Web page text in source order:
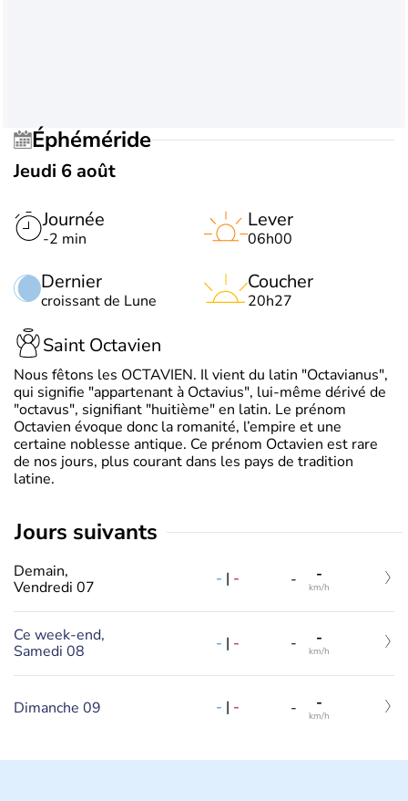
Éphéméride
Jeudi 6 août
Journée
-2 min
Dernier
croissant de Lune
Lever
06h00
Coucher
20h27
Saint Octavien
Nous fêtons les OCTAVIEN. Il vient du latin "Octavianus",
qui signifie "appartenant à Octavius", lui-même dérivé de
"octavus", signifiant "huitième" en latin. Le prénom
Octavien évoque donc la romanité, l’empire et une
certaine noblesse antique. Ce prénom Octavien est rare
de nos jours, plus courant dans les pays de tradition
latine.
jours suivants
Demain,
Vendredi 07
- | - - -
km/h
Ce week-end,
Samedi 08
- | - - -
km/h
Dimanche 09 - | - - -
km/h